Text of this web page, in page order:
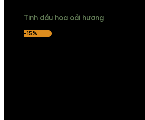
Tinh dầu hoa oải hương
-15%